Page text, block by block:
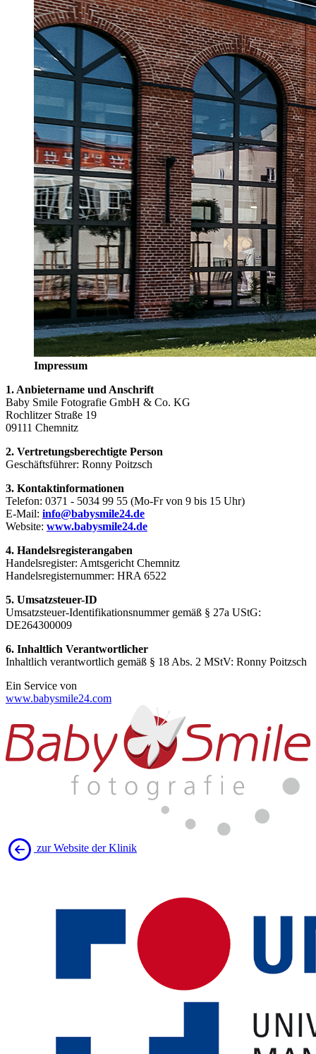
Impressum
1. Anbietername und Anschrift
Baby Smile Fotografie GmbH & Co. KG
Rochlitzer Straße 19
09111 Chemnitz
2. Vertretungsberechtigte Person
Geschäftsführer: Ronny Poitzsch
3. Kontaktinformationen
Telefon: 0371 - 5034 99 55 (Mo-Fr von 9 bis 15 Uhr)
E-Mail: info@babysmile24.de
Website: www.babysmile24.de
4. Handelsregisterangaben
Handelsregister: Amtsgericht Chemnitz
Handelsregisternummer: HRA 6522
5. Umsatzsteuer-ID
Umsatzsteuer-Identifikationsnummer gemäß § 27a UStG:
DE264300009
6. Inhaltlich Verantwortlicher
Inhaltlich verantwortlich gemäß § 18 Abs. 2 MStV: Ronny Poitzsch
Ein Service von
www.babysmile24.com
zur Website der Klinik